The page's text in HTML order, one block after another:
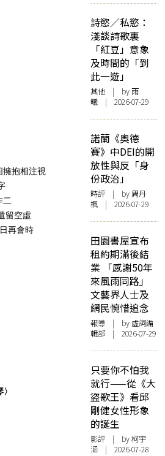
抱相注視
二
留空虛
再會時
詩慾／私慾：
淺談詩歌裏
「紅豆」意象
及時間的「到
此一遊」
其他 | by 雨
曦 | 2026-07-29
諾蘭《奧德
賽》中DEI的開
放性與反「身
份政治」
時評 | by周丹
楓 | 2026-07-29
田園書屋宣布
租約期滿後結
業 「感謝50年
來風雨同路」
文藝界人士及
網民惋惜追念
報導 | by 虛詞編
輯部 | 2026-07-29
只要你不怕我
就行——從《大
盜歌王》看邱
剛健女性形象
的誕生
影評 | by 柯宇
涵 | 2026-07-28